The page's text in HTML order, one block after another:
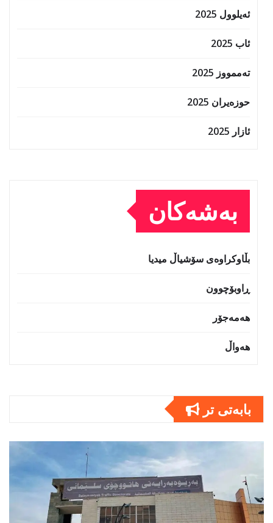
ئەیلوول 2025
ئاب 2025
تەممووز 2025
حوزه‌یران 2025
ئازار 2025
بەشەکان
بڵاوکراوەی سۆشیاڵ میدیا
ڕاوبۆچوون
هەمەجۆر
هەواڵ
بابەتى تر